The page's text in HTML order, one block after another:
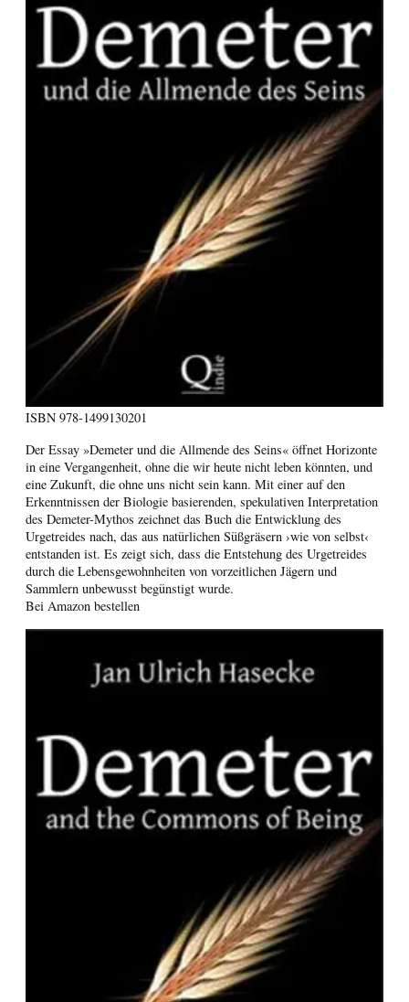
ISBN 978-1499130201
Der Essay »Demeter und die Allmende des Seins« öffnet Horizonte
in eine Vergangenheit, ohne die wir heute nicht leben könnten, und
eine Zukunft, die ohne uns nicht sein kann. Mit einer auf den
Erkenntnissen der Biologie basierenden, spekulativen Interpretation
des Demeter-Mythos zeichnet das Buch die Entwicklung des
Urgetreides nach, das aus natürlichen Süßgräsern ›wie von selbst‹
entstanden ist. Es zeigt sich, dass die Entstehung des Urgetreides
durch die Lebensgewohnheiten von vorzeitlichen Jägern und
Sammlern unbewusst begünstigt wurde.
Bei Amazon bestellen